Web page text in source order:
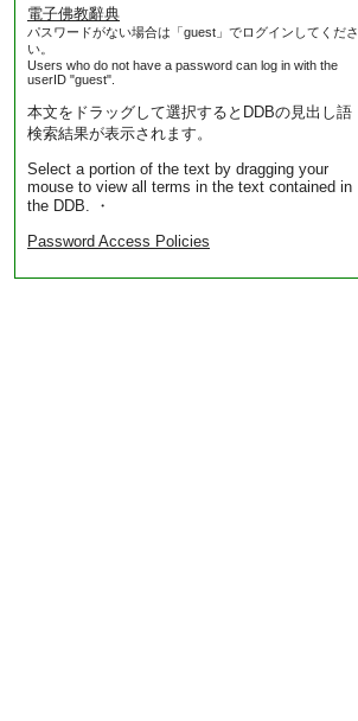
電子佛教辭典
パスワードがない場合は「guest」でログインしてくださ
い。
Users who do not have a password can log in with the
userID "guest".
本文をドラッグして選択するとDDBの見出し語
検索結果が表示されます。
Select a portion of the text by dragging your
mouse to view all terms in the text contained in
the DDB. ・
Password Access Policies